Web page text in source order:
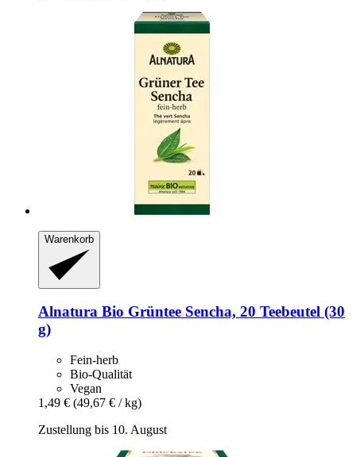
Warenkorb
Alnatura Bio Grüntee Sencha, 20 Teebeutel (30
g)
Fein-herb
Bio-Qualität
Vegan
1,49 € (49,67 € / kg)
Zustellung bis 10. August